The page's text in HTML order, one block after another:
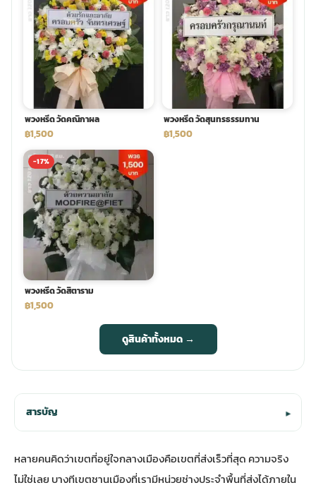
พวงหรีด วัดคณิกาผล
฿1,500
พวงหรีด วัดสุนทรธรรมทาน
฿1,500
-17%
พวงหรีด วัดสิตาราม
฿1,500
ดูสินค้าทั้งหมด →
สารบัญ ▾
หลายคนคิดว่าเขตที่อยู่ใจกลางเมืองคือเขตที่ส่งเร็วที่สุด ความจริง
ไม่ใช่เลย บางทีเขตชานเมืองที่เรามีหน่วยช่างประจำพื้นที่ส่งได้ภายใน